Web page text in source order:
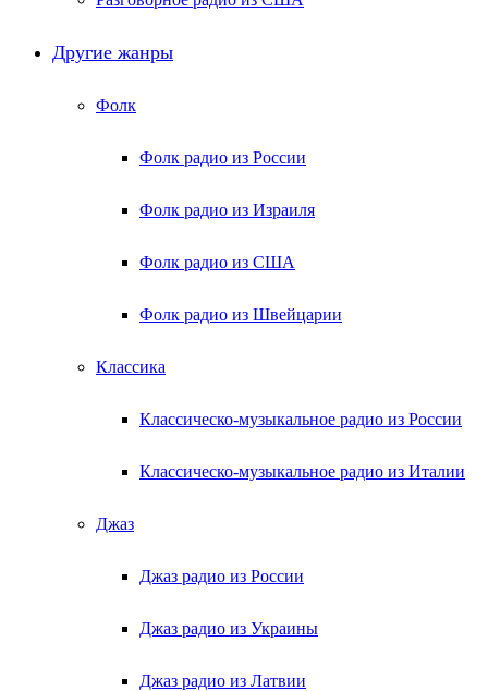
Другие жанры
Фолк
Фолк радио из России
Фолк радио из Израиля
Фолк радио из США
Фолк радио из Швейцарии
Классика
Классическо-музыкальное радио из России
Классическо-музыкальное радио из Италии
Джаз
Джаз радио из России
Джаз радио из Украины
Джаз радио из Латвии